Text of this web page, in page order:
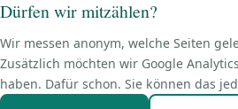
Dürfen wir mitzählen?
Wir messen anonym, welche Seiten
Zusätzlich möchten wir Google
haben. Dafür schon. Sie können das